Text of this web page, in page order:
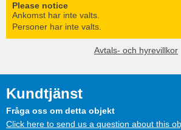
Please notice
Ankomst har inte valts.
Personer har inte valts.
Avtals- och hyrevillkor
Kundtjänst
Fråga oss om detta objekt
Click here to send us a question about this